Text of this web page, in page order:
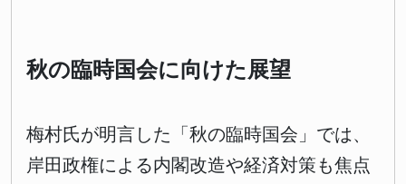
秋の臨時国会に向けた展望
梅村氏が明言した「秋の臨時国会」では、
岸田政権による内閣改造や経済対策も焦点